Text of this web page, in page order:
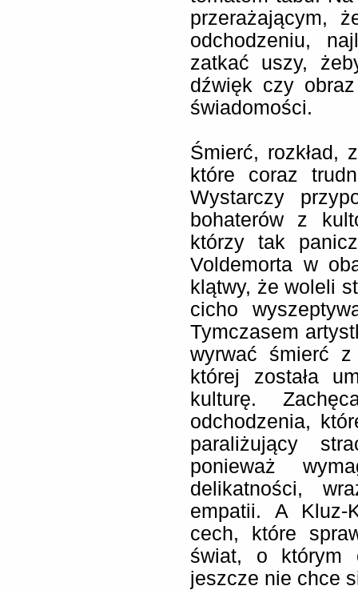
przerażającym,
odchodzeniu,
zatkać uszy,
dźwięk czy
świadomości.
Śmierć, rozkład,
które coraz
Wystarczy
bohaterów z
którzy tak
Voldemorta w
klątwy, że woleli
cicho
Tymczasem
wyrwać śmierć
której została
kulturę.
odchodzenia,
paraliżujący
ponieważ
delikatności,
empatii. A Kluz-
cech, które
świat, o którym
jeszcze nie chce